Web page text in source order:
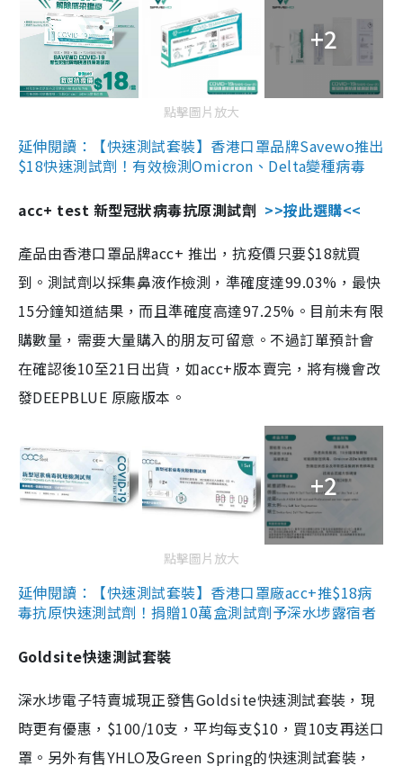
+2
點擊圖片放大
延伸閱讀：【快速測試套裝】香港口罩品牌Savewo推出
$18快速測試劑！有效檢測Omicron、Delta變種病毒
acc+ test 新型冠狀病毒抗原測試劑 >>按此選購<<
產品由香港口罩品牌acc+ 推出，抗疫價只要$18就買
到。測試劑以採集鼻液作檢測，準確度達99.03%，最快
15分鐘知道結果，而且準確度高達97.25%。目前未有限
購數量，需要大量購入的朋友可留意。不過訂單預計會
在確認後10至21日出貨，如acc+版本賣完，將有機會改
發DEEPBLUE 原廠版本。
+2
點擊圖片放大
延伸閱讀：【快速測試套裝】香港口罩廠acc+推$18病
毒抗原快速測試劑！捐贈10萬盒測試劑予深水埗露宿者
Goldsite快速測試套裝
深水埗電子特賣城現正發售Goldsite快速測試套裝，現
時更有優惠，$100/10支，平均每支$10，買10支再送口
罩。另外有售YHLO及Green Spring的快速測試套裝，